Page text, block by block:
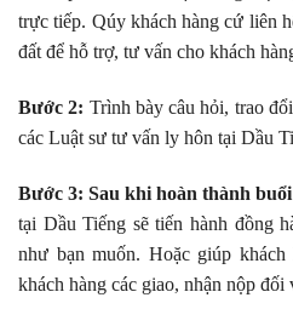
trực tiếp. Qúy khách hàng cứ liên
đất để hỗ trợ, tư vấn cho khách
Bước 2: Trình bày câu hỏi, trao
các Luật sư tư vấn ly hôn tại Dầu
Bước 3: Sau khi hoàn thành
tại Dầu Tiếng sẽ tiến hành đồng
như bạn muốn. Hoặc giúp khách
khách hàng các giao, nhận nộp